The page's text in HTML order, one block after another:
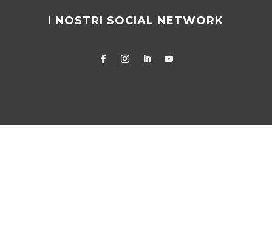
I NOSTRI SOCIAL NETWORK